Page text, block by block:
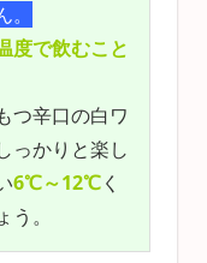
度で飲むこと
つ辛口の白ワ
っかりと楽し
6℃～12℃く
。